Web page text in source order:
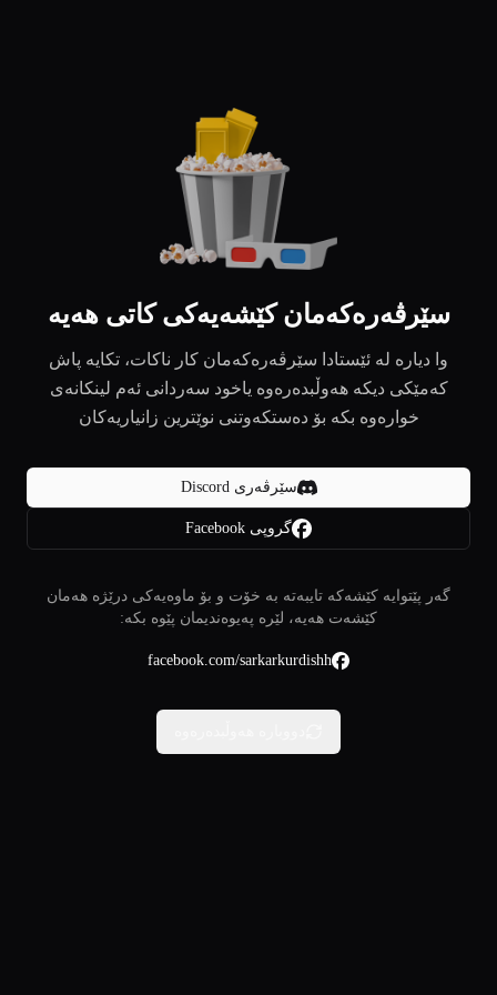
سێرڤەرەکەمان کێشەیەکی کاتی هەیە
وا دیارە لە ئێستادا سێرڤەرەکەمان کار ناکات، تکایە پاش
کەمێکی دیکە هەوڵبدەرەوە یاخود سەردانی ئەم لینکانەی
خوارەوە بکە بۆ دەستکەوتنی نوێترین زانیاریەکان
سێرڤەری Discord
گروپی Facebook
گەر پێتوایە کێشەکە تایبەتە بە خۆت و بۆ ماوەیەکی درێژە هەمان
کێشەت هەیە، لێرە پەیوەندیمان پێوە بکە:
facebook.com/sarkarkurdishh